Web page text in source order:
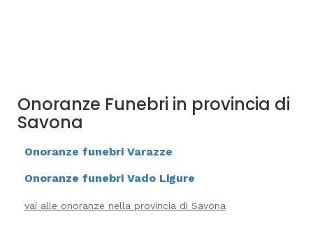
Onoranze Funebri in provincia di
Savona
Onoranze funebri Varazze
Onoranze funebri Vado Ligure
vai alle onoranze nella provincia di Savona